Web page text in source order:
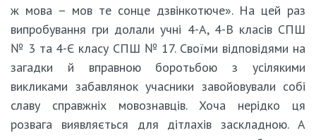
ж мова – мов те сонце дзвінкотюче». На цей раз
випробування гри долали учні 4-А, 4-В класів СПШ
№ 3 та 4-Є класу СПШ № 17. Своїми відповідями на
загадки й вправною боротьбою з усілякими
викликами забавлянок учасники завойовували собі
славу справжніх мовознавців. Хоча нерідко ця
розвага виявляється для дітлахів заскладною. А